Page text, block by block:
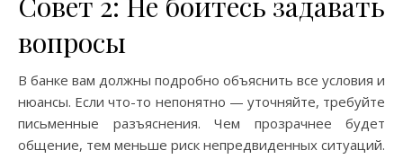
вопросы
В банке вам должны подробно объяснить все условия и
нюансы. Если что-то непонятно — уточняйте, требуйте
письменные разъяснения. Чем прозрачнее будет
общение, тем меньше риск непредвиденных ситуаций.